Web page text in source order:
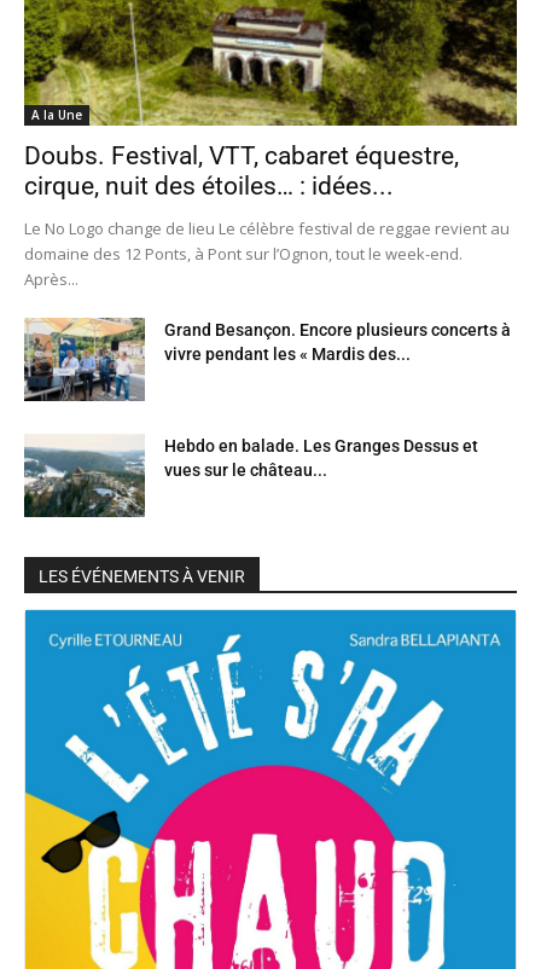
A la Une
Doubs. Festival, VTT, cabaret équestre,
cirque, nuit des étoiles… : idées...
Le No Logo change de lieu Le célèbre festival de reggae revient au
domaine des 12 Ponts, à Pont sur l’Ognon, tout le week-end.
Après...
Grand Besançon. Encore plusieurs concerts à
vivre pendant les « Mardis des...
Hebdo en balade. Les Granges Dessus et
vues sur le château...
LES ÉVÉNEMENTS À VENIR